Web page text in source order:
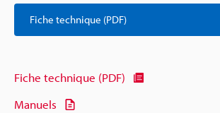
Fiche technique (PDF)
Fiche technique (PDF)
Manuels